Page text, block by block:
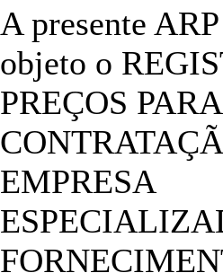
A presente
objeto o
PREÇOS PARA
EMPRESA